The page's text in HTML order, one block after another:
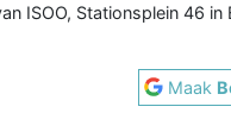
ISOO, Stationsplein 46 in
Maak